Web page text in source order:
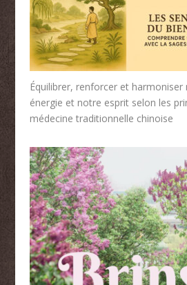
Équilibrer, renforcer et
énergie et notre esprit selon les
médecine traditionnelle chinoise